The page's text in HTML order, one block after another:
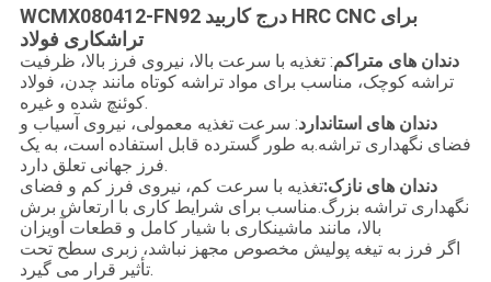
WCMX080412-FN92 درج کاربید HRC CNC برای
تراشکاری فولاد
دندان های متراکم: تغذیه با سرعت بالا، نیروی فرز بالا، ظرفیت
تراشه کوچک، مناسب برای مواد تراشه کوتاه مانند چدن، فولاد
کوئنچ شده و غیره.
دندان های استاندارد: سرعت تغذیه معمولی، نیروی آسیاب و
فضای نگهداری تراشه.به طور گسترده قابل استفاده است، به یک
فرز جهانی تعلق دارد.
دندان های نازک:تغذیه با سرعت کم، نیروی فرز کم و فضای
نگهداری تراشه بزرگ.مناسب برای شرایط کاری با ارتعاش برش
بالا، مانند ماشینکاری با شیار کامل و قطعات آویزان
اگر فرز به تیغه پولیش مخصوص مجهز نباشد، زبری سطح تحت
تأثیر قرار می گیرد.